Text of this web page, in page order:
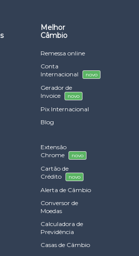
Melhor
Câmbio
Remessa online
Conta
Internacional
novo
Gerador de
Invoice
novo
Pix Internacional
Blog
Extensão
Chrome
novo
Cartão de
Crédito
novo
Alerta de Câmbio
Conversor de
Moedas
Calculadora de
Previdência
Casas de Câmbio